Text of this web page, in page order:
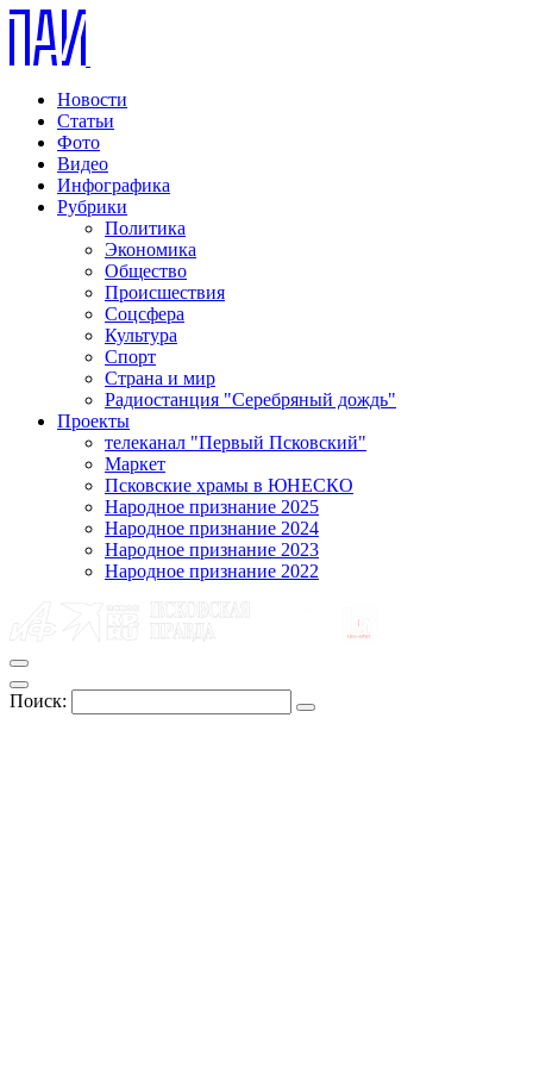
Новости
Статьи
Фото
Видео
Инфографика
Рубрики
Политика
Экономика
Общество
Происшествия
Соцсфера
Культура
Спорт
Страна и мир
Радиостанция "Серебряный дождь"
Проекты
телеканал "Первый Псковский"
Маркет
Псковские храмы в ЮНЕСКО
Народное признание 2025
Народное признание 2024
Народное признание 2023
Народное признание 2022
Поиск: